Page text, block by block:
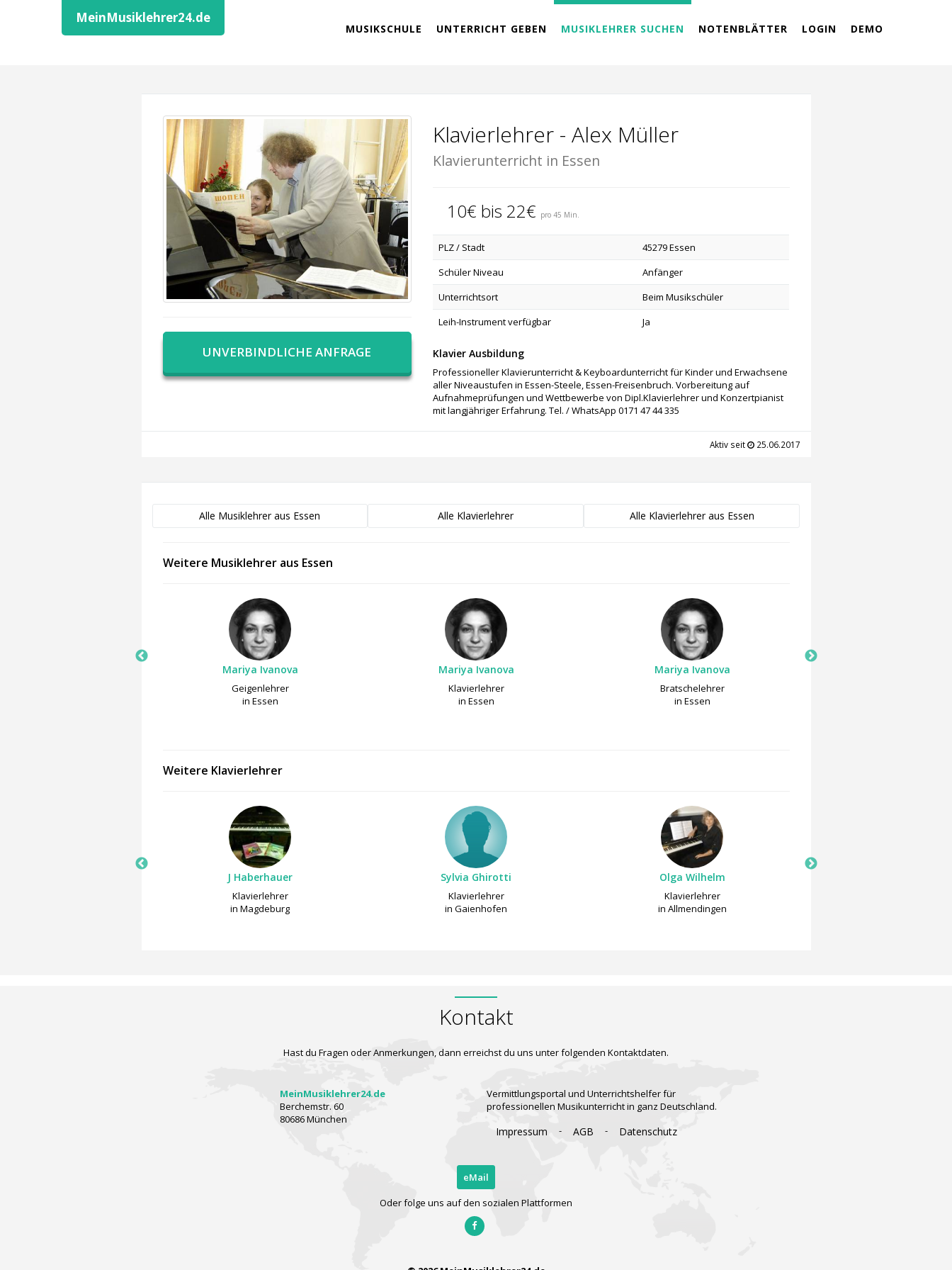
MeinMusiklehrer24.de
MUSIKSCHULE UNTERRICHT GEBEN MUSIKLEHRER SUCHEN NOTENBLÄTTER LOGIN DEMO
UNVERBINDLICHE ANFRAGE
Klavierlehrer - Alex Müller
Klavierunterricht in Essen
10€ bis 22€ pro 45 Min.
PLZ / Stadt
45279 Essen
Schüler Niveau
Anfänger
Unterrichtsort
Beim Musikschüler
Leih-Instrument verfügbar
Ja
Klavier Ausbildung
Professioneller Klavierunterricht & Keyboardunterricht für Kinder und Erwachsene
aller Niveaustufen in Essen-Steele, Essen-Freisenbruch. Vorbereitung auf
Aufnahmeprüfungen und Wettbewerbe von Dipl.Klavierlehrer und Konzertpianist
mit langjähriger Erfahrung. Tel. / WhatsApp 0171 47 44 335
Aktiv seit 25.06.2017
Alle Musiklehrer aus Essen Alle Klavierlehrer Alle Klavierlehrer aus Essen
Weitere Musiklehrer aus Essen
Mariya Ivanova
Geigenlehrer
in Essen
Mariya Ivanova
Klavierlehrer
in Essen
Mariya Ivanova
Bratschelehrer
in Essen
Weitere Klavierlehrer
J Haberhauer
Klavierlehrer
in Magdeburg
Sylvia Ghirotti
Klavierlehrer
in Gaienhofen
Olga Wilhelm
Klavierlehrer
in Allmendingen
Kontakt
Hast du Fragen oder Anmerkungen, dann erreichst du uns unter folgenden Kontaktdaten.
MeinMusiklehrer24.de
Berchemstr. 60
80686 München
Vermittlungsportal und Unterrichtshelfer für
professionellen Musikunterricht in ganz Deutschland.
Impressum - AGB - Datenschutz
eMail
Oder folge uns auf den sozialen Plattformen